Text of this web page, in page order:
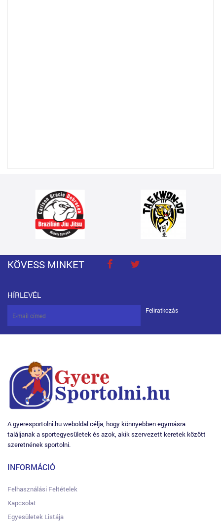
KÖVESS MINKET
HÍRLEVÉL
Feliratkozás
A gyeresportolni.hu weboldal célja, hogy könnyebben egymásra
találjanak a sportegyesületek és azok, akik szervezett keretek között
szeretnének sportolni.
INFORMÁCIÓ
Felhasználási Feltételek
Kapcsolat
Egyesületek Listája